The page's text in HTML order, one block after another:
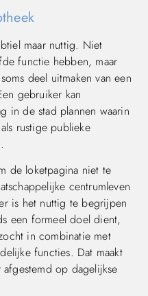
maar nuttig. Niet
functie hebben, maar
deel uitmaken van een
gebruiker kan
in de stad plannen waarin
rustige publieke
de loketpagina niet te
centrumleven
is het nuttig te begrijpen
een formeel doel dient,
in combinatie met
functies. Dat maakt
op dagelijkse